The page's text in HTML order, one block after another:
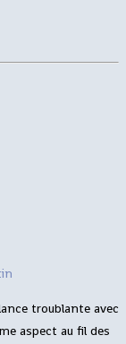
troublante avec
aspect au fil des